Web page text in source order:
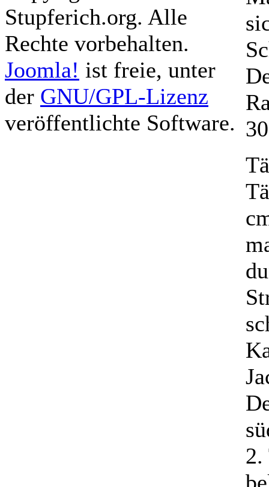
Stupferich.org. Alle
Rechte vorbehalten.
Joomla! ist freie, unter
der GNU/GPL-Lizenz
veröffentlichte Software.
2.